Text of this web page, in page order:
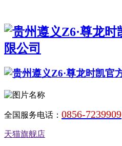
全国服务电话： 0856-7239909
天猫旗舰店